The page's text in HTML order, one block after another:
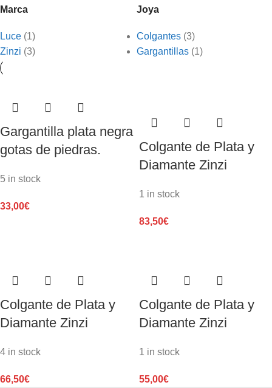
Marca
Luce (1)
Zinzi (3)
Joya
Colgantes (3)
Gargantillas (1)
Gargantilla plata negra
gotas de piedras.
5 in stock
33,00€
Colgante de Plata y
Diamante Zinzi
1 in stock
83,50€
Colgante de Plata y
Diamante Zinzi
4 in stock
66,50€
Colgante de Plata y
Diamante Zinzi
1 in stock
55,00€